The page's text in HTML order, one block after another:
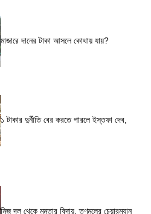
মাজারে দানের টাকা আসলে কোথায় যায়?
১ টাকার দুর্নীতি বের করতে পারলে ইস্তফা দেব,
নিজ দল থেকে মমতার বিদায়, তৃণমূলের চেয়ারম্যান